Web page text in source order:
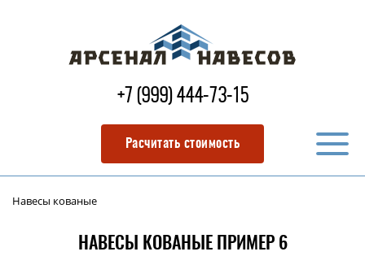
+7 (999) 444-73-15
Расчитать стоимость
Навесы кованые
НАВЕСЫ КОВАНЫЕ ПРИМЕР 6